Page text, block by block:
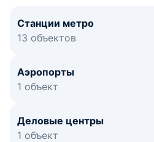
Станции метро
13 объектов
Аэропорты
1 объект
Деловые центры
1 объект